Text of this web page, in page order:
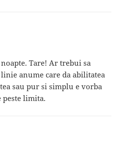
Tare! Ar trebui sa
anume care da abilitatea
sau pur si simplu e vorba
limita.